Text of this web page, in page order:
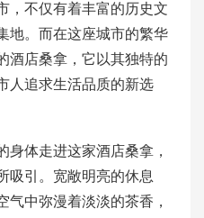
，不仅有着丰富的历史文
地。而在这座城市的繁华
酒店桑拿，它以其独特的
人追求生活品质的新选
身体走进这家酒店桑拿，
吸引。宽敞明亮的休息
气中弥漫着淡淡的茶香，